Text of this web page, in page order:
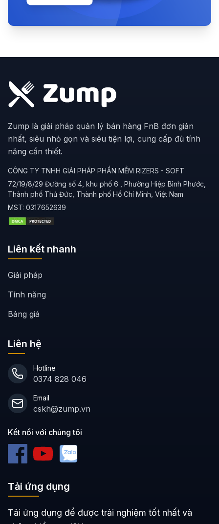
Zump là giải pháp quản lý bán hàng FnB đơn giản
nhất, siêu nhỏ gọn và siêu tiện lợi, cung cấp đủ tính
năng cần thiết.
CÔNG TY TNHH GIẢI PHÁP PHẦN MỀM RIZERS - SOFT
72/19/8/29 Đường số 4, khu phố 6 , Phường Hiệp Bình Phước,
Thành phố Thủ Đức, Thành phố Hồ Chí Minh, Việt Nam
MST: 0317652639
Liên kết nhanh
Giải pháp
Tính năng
Bảng giá
Liên hệ
Hotline
0374 828 046
Email
cskh@zump.vn
Kết nối với chúng tôi
Tải ứng dụng
Tải ứng dụng để được trải nghiệm tốt nhất và